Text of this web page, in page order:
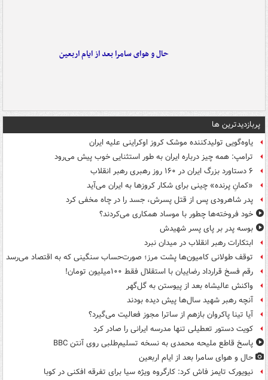
حال و هوای سامرا بعد از ایام اربعین
پربازدیدترین ها
یاوه‌گویی تولیدکننده موشک کروز اوکراینی علیه ایران
ترامپ: همه چیز درباره ایران به طور استثنایی خوب پیش می‌رود
۶ دستاورد بزرگ ایران در ۱۶۰ روز رهبری رهبر انقلاب
«کمانِ پرنده» چینی برای شکار کروزها به ایران می‌آید
پدر شاهرودی پس از قتل پسرش، جسد را در چاه مخفی کرد
خود فروخته‌ها چطور با موساد همکاری می‌کردند؟
بوسه‌ پدر بر پای پسر شهیدش
ابتکارات رهبر انقلاب در میدان نبرد
توقف طولانی کامیون‌ها پشت مرز؛ صورت‌حساب سنگینی که به اقتصاد می‌رسد
رقم فسخ قرارداد رضاییان با استقلال فقط ۱۰۰میلیون تومان!
واکنش عالیشاه بعد از پیوستن به گل‌گهر
آنچه رهبر شهید سال‌ها پیش دیده بودند
آیا تینا پاکروان بازهم از ساترا مجوز فعالیت می‌گیرد؟
کویت دستور تعطیلی تنها مدرسه ایرانی را صادر کرد
پاسخ قاطع ملیحه محمدی به نسخه تسلیم‌طلبی روی آنتن BBC
حال و هوای سامرا بعد از ایام اربعین
نیویورک تایمز فاش کرد: کارگروه ویژه سیا برای تفرقه افکنی در کوبا